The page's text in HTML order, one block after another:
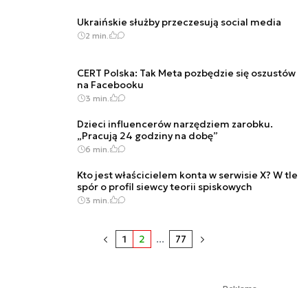
Ukraińskie służby przeczesują social media
2 min.
CERT Polska: Tak Meta pozbędzie się oszustów
na Facebooku
3 min.
Dzieci influencerów narzędziem zarobku.
„Pracują 24 godziny na dobę”
6 min.
Kto jest właścicielem konta w serwisie X? W tle
spór o profil siewcy teorii spiskowych
3 min.
1 2 ... 77